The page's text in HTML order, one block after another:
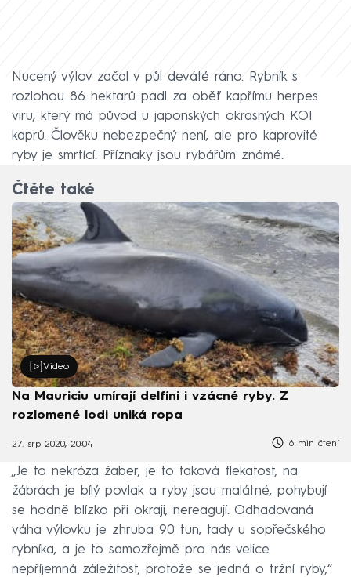
Nucený výlov začal v půl deváté ráno. Rybník s
rozlohou 86 hektarů padl za oběť kapřímu herpes
viru, který má původ u japonských okrasných KOI
kaprů. Člověku nebezpečný není, ale pro kaprovité
ryby je smrtící. Příznaky jsou rybářům známé.
Čtěte také
Video
Na Mauriciu umírají delfíni i vzácné ryby. Z
rozlomené lodi uniká ropa
27. srp 2020, 20:04 6 min čtení
„Je to nekróza žaber, je to taková flekatost, na
žábrách je bílý povlak a ryby jsou malátné, pohybují
se hodně blízko při okraji, nereagují. Odhadovaná
váha výlovku je zhruba 90 tun, tady u sopřečského
rybníka, a je to samozřejmě pro nás velice
nepříjemná záležitost, protože se jedná o tržní ryby,“